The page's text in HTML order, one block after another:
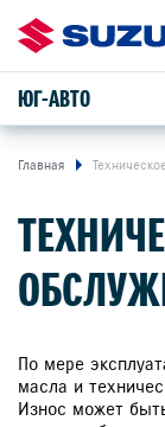
ЮГ-АВТО
г. Краснодар,
АВТОМОБИЛИ
ВЛАДЕЛЬЦАМ
О КОМПАНИИ
КОНТАКТЫ
НОВОСТИ
Главная
По мере
масла и
Износ может